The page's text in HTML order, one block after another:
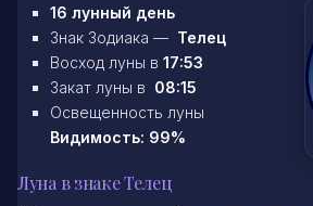
16 лунный день
Знак Зодиака — Телец
Восход луны в 17:53
Закат луны в 08:15
Освещенность луны
Видимость: 99%
Луна в знаке Телец